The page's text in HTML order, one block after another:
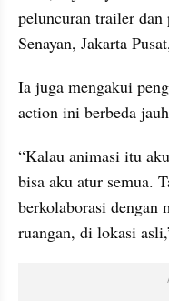
peluncuran trailer
Senayan, Jakarta
Ia juga mengakui
action ini berbeda
“Kalau animasi itu
bisa aku atur semua.
berkolaborasi dengan
ruangan, di lokasi